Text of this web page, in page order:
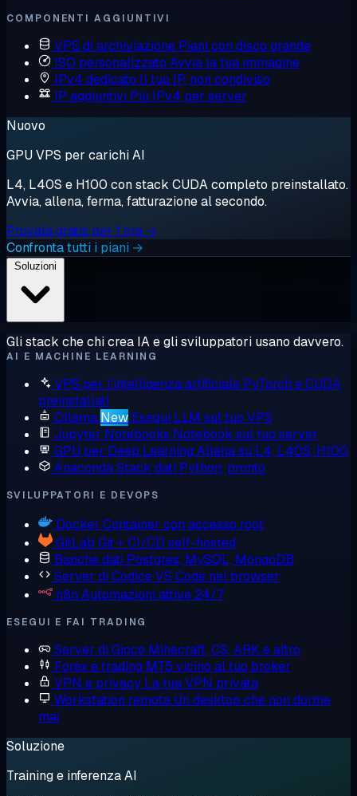
COMPONENTI AGGIUNTIVI
VPS di archiviazione Piani con disco grande
ISO personalizzato Avvia la tua immagine
IPv4 dedicato Il tuo IP, non condiviso
IP aggiuntivi Più IPv4 per server
Nuovo
GPU VPS per carichi AI
L4, L40S e H100 con stack CUDA completo preinstallato.
Avvia, allena, ferma, fatturazione al secondo.
Provala gratis per 1 ora →
Confronta tutti i piani →
Gli stack che chi crea IA e gli sviluppatori usano davvero.
AI E MACHINE LEARNING
VPS per l'intelligenza artificiale PyTorch e CUDA
preinstallati
Ollama New Esegui LLM sul tuo VPS
Jupyter Notebooks Notebook sul tuo server
GPU per Deep Learning Allena su L4, L40S, H100
AnacondaStack dati Python, pronto
SVILUPPATORI E DEVOPS
Docker Container con accesso root
GitLab Git + CI/CD self-hosted
Banche dati Postgres, MySQL, MongoDB
Server di CodiceVS Code nel browser
n8n Automazioni attive 24/7
ESEGUI E FAI TRADING
Server di Gioco Minecraft, CS, ARK e altro
Forex e trading MT5 vicino al tuo broker
VPN e privacy La tua VPN privata
Workstation remota Un desktop che non dorme
mai
Soluzione
Training e inferenza AI